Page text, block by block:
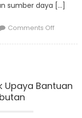
sumber daya […]
Comments Offon
Lindungi
Upaya Bantuan